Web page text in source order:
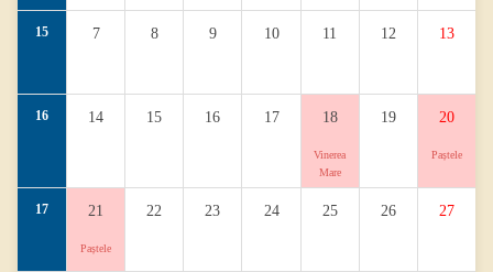
15 7 8 9 10 11 12 13
16 14 15 16 17 18
Vinerea
Mare
19 20
Paștele
17 21
Paștele
22 23 24 25 26 27